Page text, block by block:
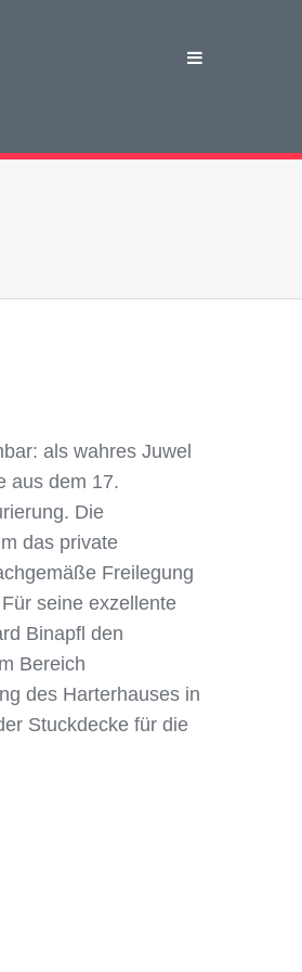
als wahres Juwel
aus dem 17.
Die
das private
Freilegung
seine exzellente
Binapfl den
Bereich
des Harterhauses in
Stuckdecke für die